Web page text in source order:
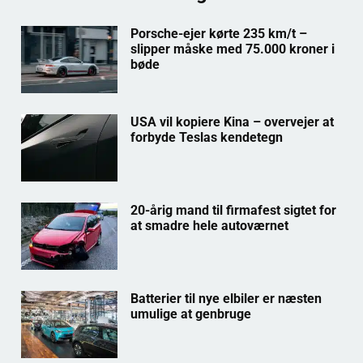
Porsche-ejer kørte 235 km/t –
slipper måske med 75.000 kroner i
bøde
USA vil kopiere Kina – overvejer at
forbyde Teslas kendetegn
20-årig mand til firmafest sigtet for
at smadre hele autoværnet
Batterier til nye elbiler er næsten
umulige at genbruge